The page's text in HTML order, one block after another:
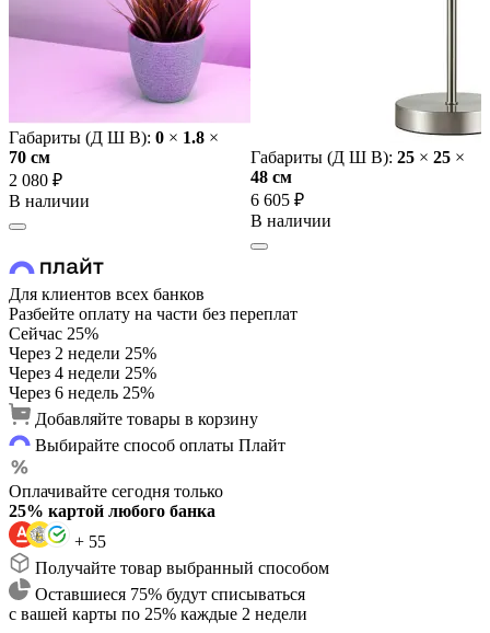
Габариты (Д Ш В): 0 × 1.8 ×
70 cм
2 080 ₽
В наличии
Габариты (Д Ш В): 25 × 25 ×
48 cм
6 605 ₽
В наличии
Для клиентов всех банков
Разбейте оплату на части без переплат
Сейчас 25%
Через 2 недели 25%
Через 4 недели 25%
Через 6 недель 25%
Добавляйте товары в корзину
Выбирайте способ оплаты Плайт
Оплачивайте сегодня только
25% картой любого банка
+ 55
Получайте товар выбранный способом
Оставшиеся 75% будут списываться
с вашей карты по 25% каждые 2 недели